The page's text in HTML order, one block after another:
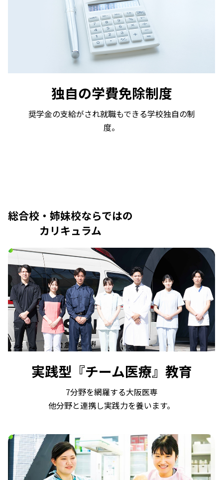
独自の学費免除制度
奨学金の支給がされ就職もできる学校独自の制
度。
総合校・姉妹校ならではの
カリキュラム
実践型『チーム医療』教育
7分野を網羅する大阪医専
他分野と連携し実践力を養います。